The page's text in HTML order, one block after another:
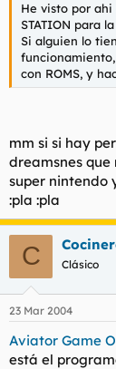
He visto por ahi
STATION para la
Si alguien lo
con ROMS, y
mm si si hay
dreamsnes
super nintendo
:pla :pla
C Clásico
23 Mar 2004
Aviator Game
está el